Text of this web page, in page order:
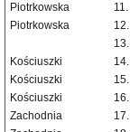
Piotrkowska
11.
Piotrkowska
12.
13.
Kościuszki
14.
Kościuszki
15.
Kościuszki
16.
Zachodnia
17.